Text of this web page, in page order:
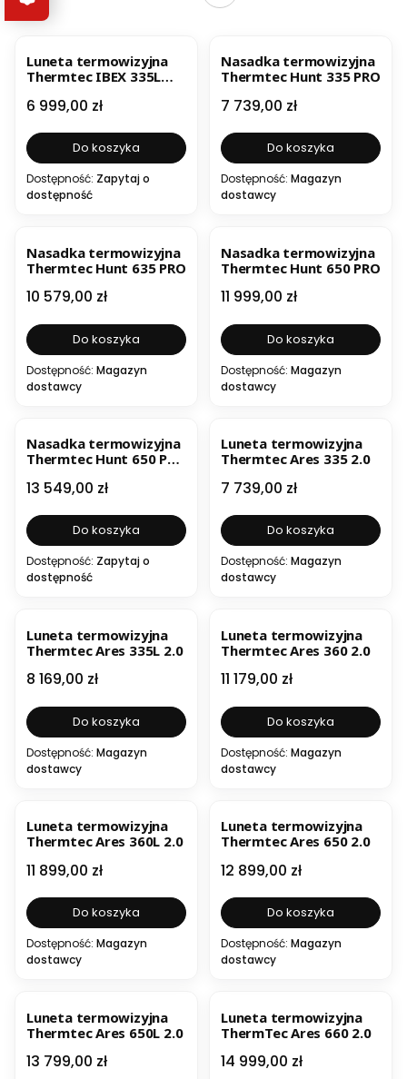
Luneta termowizyjna
Thermtec IBEX 335L
Cena
6 999,00 zł
Do koszyka
Dostępność: Zapytaj o
dostępność
Nasadka termowizyjna
Thermtec Hunt 335 PRO
Cena
7 739,00 zł
Do koszyka
Dostępność: Magazyn
dostawcy
Nasadka termowizyjna
Thermtec Hunt 635 PRO
Cena
10 579,00 zł
Do koszyka
Dostępność: Magazyn
dostawcy
Nasadka termowizyjna
Thermtec Hunt 650 PRO
Cena
11 999,00 zł
Do koszyka
Dostępność: Magazyn
dostawcy
Nasadka termowizyjna
Thermtec Hunt 650 PRO
Cena
13 549,00 zł
Do koszyka
Dostępność: Zapytaj o
dostępność
Luneta termowizyjna
Thermtec Ares 335 2.0
Cena
7 739,00 zł
Do koszyka
Dostępność: Magazyn
dostawcy
Luneta termowizyjna
Thermtec Ares 335L 2.0
Cena
8 169,00 zł
Do koszyka
Dostępność: Magazyn
dostawcy
Luneta termowizyjna
Thermtec Ares 360 2.0
Cena
11 179,00 zł
Do koszyka
Dostępność: Magazyn
dostawcy
Luneta termowizyjna
Thermtec Ares 360L 2.0
Cena
11 899,00 zł
Do koszyka
Dostępność: Magazyn
dostawcy
Luneta termowizyjna
Thermtec Ares 650 2.0
Cena
12 899,00 zł
Do koszyka
Dostępność: Magazyn
dostawcy
Luneta termowizyjna
Thermtec Ares 650L 2.0
Cena
13 799,00 zł
Luneta termowizyjna
ThermTec Ares 660 2.0
Cena
14 999,00 zł